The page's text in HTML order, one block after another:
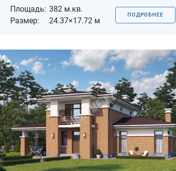
Площадь: 382 м.кв.
Размер:
24.37×17.72 м
ПОДРОБНЕЕ